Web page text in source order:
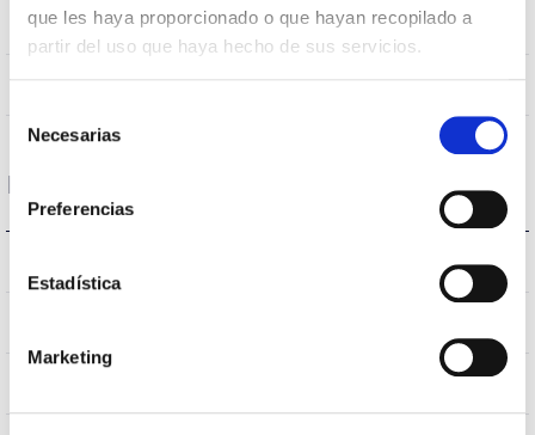
que les haya proporcionado o que hayan recopilado a
partir del uso que haya hecho de sus servicios.
Necesarias
Preferencias
Estadística
Marketing
Dimensiones 318 a 408x116mm
Datos ópticos
3.000K
VA00K0M